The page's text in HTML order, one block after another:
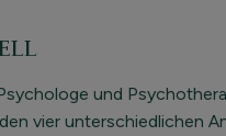
und
vier unterschiedlichen